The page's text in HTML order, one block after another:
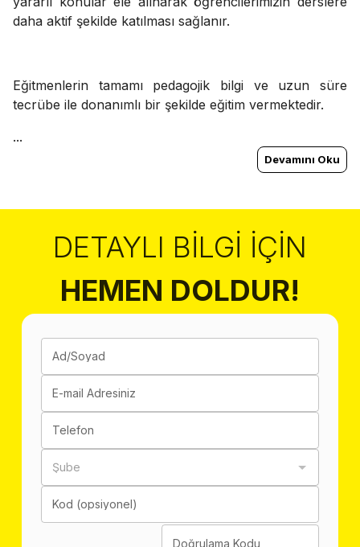
daha aktif şekilde katılması sağlanır.
Eğitmenlerin tamamı pedagojik bilgi ve uzun süre
tecrübe ile donanımlı bir şekilde eğitim vermektedir.
...
Devamını Oku
DETAYLI BILGI İÇIN
HEMEN DOLDUR!
Ad/Soyad
E-mail Adresiniz
Telefon
Şube
Kod (opsiyonel)
Doğrulama Kodu